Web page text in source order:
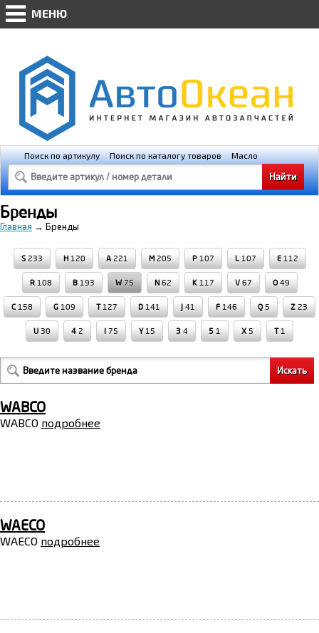
МЕНЮ
Поиск по артикулу Поиск по каталогу товаров
Масло
Освещение
Свечи зажигания
Бренды
Главная → Бренды
S 233 H120 A221 M 205 P 107 L 107 E 112
R 108 B 193 W 75 N62 K 117 V 67 O 49
C158 G 109 T127 D 141 J 41 F 146 Q 5 Z 23
U 30 4 2 I 75 Y15 3 4 5 1 X5 Т1
WABCO
WABCO подробнее
WAECO
WAECO подробнее